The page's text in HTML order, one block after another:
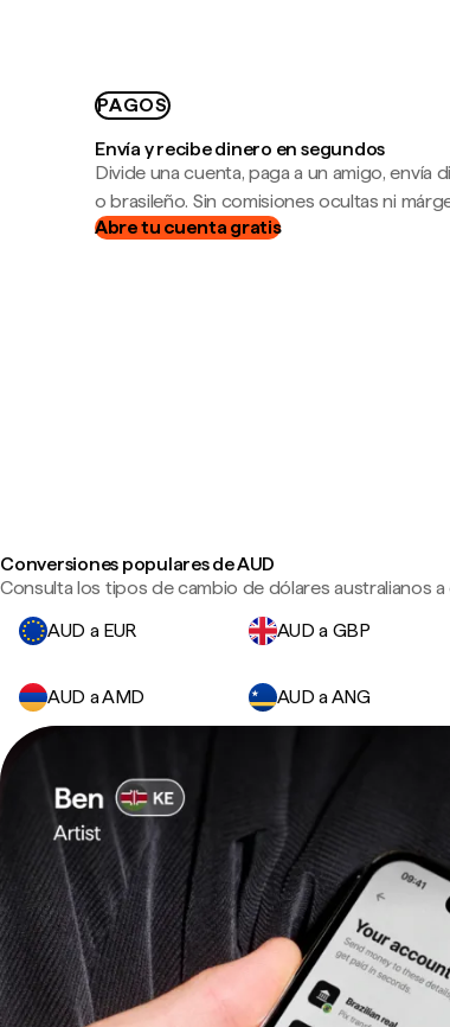
PAGOS
Envía y recibe dinero en segundos
Divide una cuenta, paga a un amigo, envía
o brasileño. Sin comisiones ocultas ni
Abre tu cuenta gratis
Conversiones populares de AUD
Consulta los tipos de cambio de dólares australianos
AUD a EUR
AUD a GBP
AUD a AMD AUD a ANG